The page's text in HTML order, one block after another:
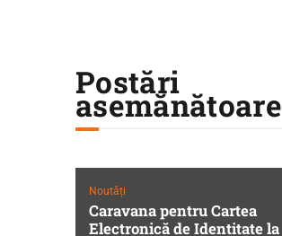
Postări
asemănătoare
Noutăți
Caravana pentru Cartea
Electronică de Identitate la